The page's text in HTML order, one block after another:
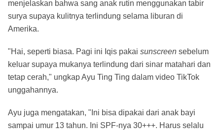
menjelaskan bahwa sang anak rutin menggunakan tabir
surya supaya kulitnya terlindung selama liburan di
Amerika.
"Hai, seperti biasa. Pagi ini Iqis pakai sunscreen sebelum
keluar supaya mukanya terlindung dari sinar matahari dan
tetap cerah," ungkap Ayu Ting Ting dalam video TikTok
unggahannya.
Ayu juga mengatakan, "Ini bisa dipakai dari anak bayi
sampai umur 13 tahun. Ini SPF-nya 30+++. Harus selalu